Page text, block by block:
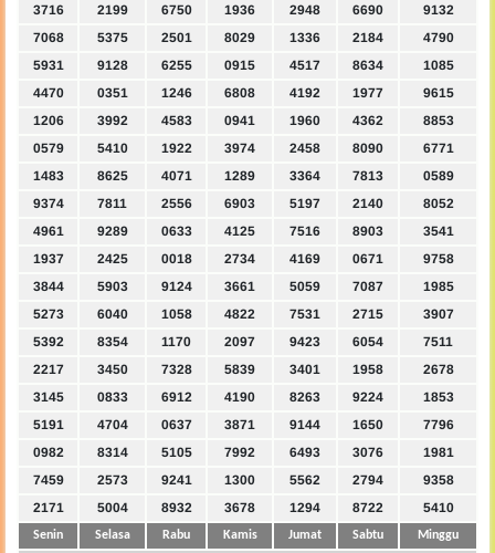
3716
2199 6750 1936 2948 6690
9132
7068
5375 2501 8029 1336 2184
4790
5931
9128 6255 0915 4517 8634
1085
4470
0351 1246 6808 4192 1977
9615
1206
3992 4583 0941 1960 4362
8853
0579
5410 1922 3974 2458 8090
6771
1483
8625 4071 1289 3364 7813
0589
9374
7811 2556 6903 5197 2140
8052
4961
9289 0633 4125 7516 8903
3541
1937
2425 0018 2734 4169 0671
9758
3844
5903 9124 3661 5059 7087
1985
5273
6040 1058 4822 7531 2715
3907
5392
8354 1170 2097 9423 6054
7511
2217
3450 7328 5839 3401 1958
2678
3145
0833 6912 4190 8263 9224
1853
5191
4704 0637 3871 9144 1650
7796
0982
8314 5105 7992 6493 3076
1981
7459
2573 9241 1300 5562 2794
9358
2171
5004 8932 3678 1294 8722 5410
Senin Selasa Rabu Kamis Jumat Sabtu Minggu